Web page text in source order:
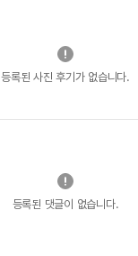
등록된 사진 후기가 없습니다.
등록된 댓글이 없습니다.